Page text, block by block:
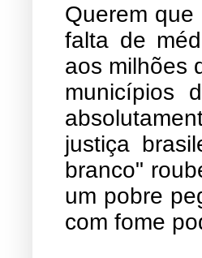
Querem
falta de
aos milhões
municípios
justiça
branco"
um pobre
com fome